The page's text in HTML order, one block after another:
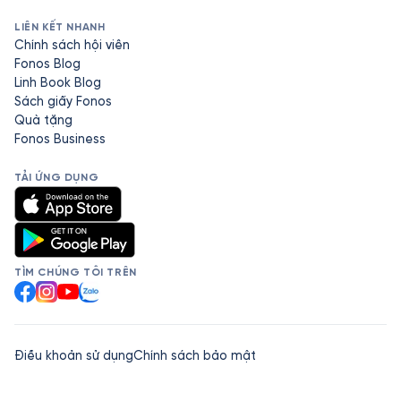
LIÊN KẾT NHANH
Chính sách hội viên
Fonos Blog
Linh Book Blog
Sách giấy Fonos
Quà tặng
Fonos Business
TẢI ỨNG DỤNG
TÌM CHÚNG TÔI TRÊN
Facebook
Instagram
YouTube
Zalo
Điều khoản sử dụngChính sách bảo mật